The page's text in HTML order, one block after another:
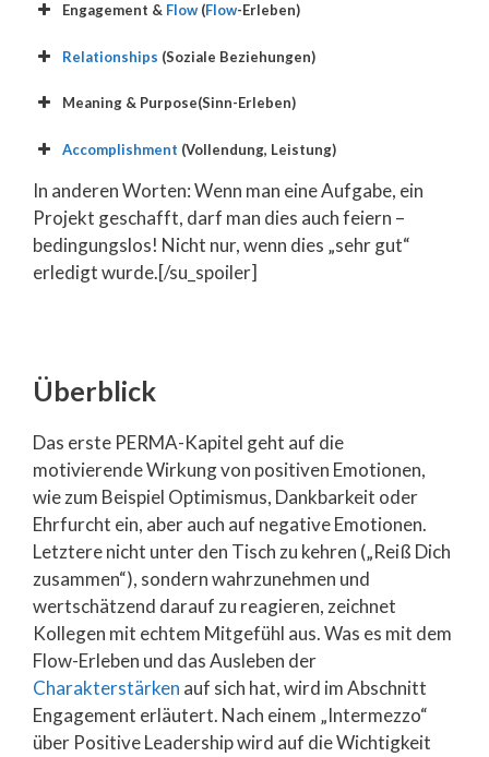
Engagement & Flow (Flow-Erleben)
Relationships (Soziale Beziehungen)
Meaning & Purpose(Sinn-Erleben)
Accomplishment (Vollendung, Leistung)
In anderen Worten: Wenn man eine Aufgabe, ein
Projekt geschafft, darf man dies auch feiern –
bedingungslos! Nicht nur, wenn dies „sehr gut“
erledigt wurde.[/su_spoiler]
Überblick
Das erste PERMA-Kapitel geht auf die
motivierende Wirkung von positiven Emotionen,
wie zum Beispiel Optimismus, Dankbarkeit oder
Ehrfurcht ein, aber auch auf negative Emotionen.
Letztere nicht unter den Tisch zu kehren („Reiß Dich
zusammen“), sondern wahrzunehmen und
wertschätzend darauf zu reagieren, zeichnet
Kollegen mit echtem Mitgefühl aus. Was es mit dem
Flow-Erleben und das Ausleben der
Charakterstärken auf sich hat, wird im Abschnitt
Engagement erläutert. Nach einem „Intermezzo“
über Positive Leadership wird auf die Wichtigkeit